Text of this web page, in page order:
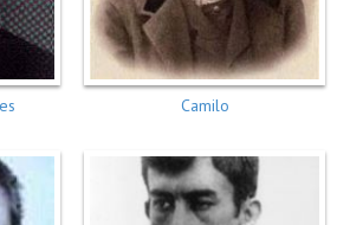
Camilo